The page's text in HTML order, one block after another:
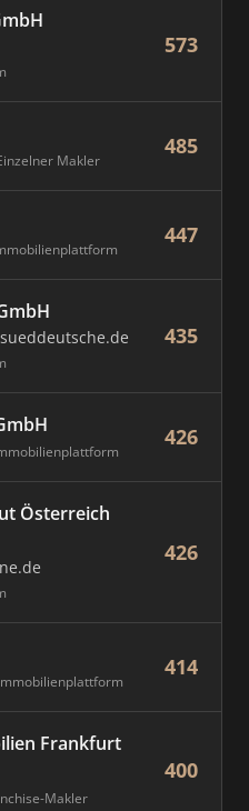
573
Makler
485
447
435
426
Österreich
426
414
Frankfurt
Makler
400